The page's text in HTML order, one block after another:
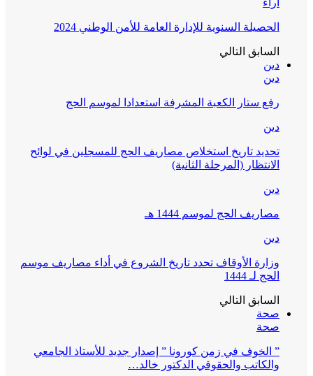
آراء
الحصيلة السنوية للإدارة العامة للأمن الوطني 2024
السابق التالي
دين
دين
رفع ستار الكعبة المشرفة استعدادا لموسم الحج
دين
تحديد تاريخ استخلاص مصاريف الحج للمسجلين في لوائح
الانتظار (المرحلة الثانية)
دين
مصاريف الحج لموسم 1444 هـ
دين
وزارة الأوقاف تحدد تاريخ الشروع في أداء مصاريف موسم
الحج لـ 1444
السابق التالي
صحة
صحة
” الخوف في زمن كورونا ” إصدار جديد للأستاذ الجامعي
والكاتب والحقوقي الدكتور خالد…